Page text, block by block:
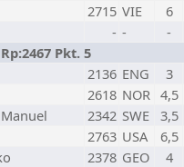
2715 VIE
6
- -
-
Pkt. 5
2136 ENG
3
2618 NOR 4,5
2342 SWE 3,5
2763 USA
6,5
2378 GEO
4